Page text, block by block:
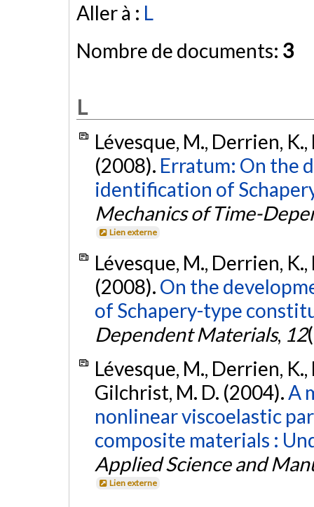
Aller à : L
Nombre de documents: 3
L
Lévesque, M., Derrien,
(2008). Erratum: On the
identification of
Mechanics of Time-
Lien externe
Lévesque, M., Derrien,
(2008). On the
of Schapery-type
Dependent Materials, 12
Lévesque, M., Derrien,
Gilchrist, M. D. (2004).A
nonlinear viscoelastic
composite materials :
Applied Science and
Lien externe